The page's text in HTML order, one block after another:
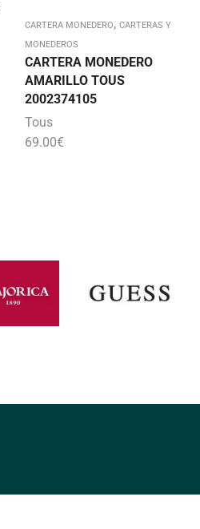
CARTERA MONEDERO, CARTERAS Y
MONEDEROS
CARTERA MONEDERO
AMARILLO TOUS
2002374105
Tous
69.00€